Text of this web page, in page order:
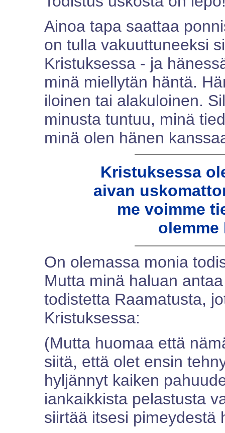
Ainoa tapa saattaa
on tulla vakuuttuneeksi
Kristuksessa - ja
minä miellytän häntä.
iloinen tai alakuloinen.
minusta tuntuu, minä
minä olen hänen
Kristuksessa
aivan
me voimme
On olemassa monia
Mutta minä haluan
todistetta Raamatusta,
Kristuksessa:
(Mutta huomaa että
siitä, että olet ensin
hyljännyt kaiken
iankaikkista pelastusta
siirtää itsesi pimeydestä